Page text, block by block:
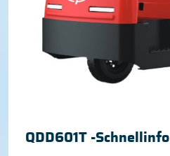
QDD601T -Schnellinfo